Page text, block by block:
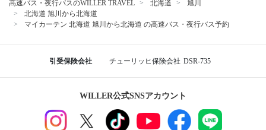
高速バス・夜行バスのWILLER TRAVEL 北海道
旭川
北海道 旭川から北海道
マイカーテン 北海道 旭川から北海道 の高速バス・夜行バス予約
引受保険会社 チューリッヒ保険会社 DSR-735
WILLER公式SNSアカウント